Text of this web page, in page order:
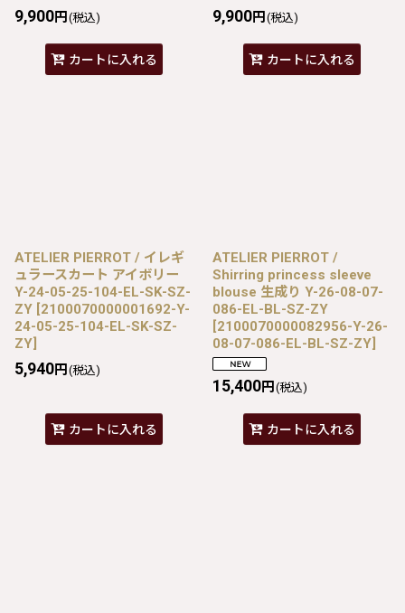
9,900円 (税込)
カートに入れる
9,900円 (税込)
カートに入れる
ATELIER PIERROT / イレギ
ュラースカート アイボリー
Y-24-05-25-104-EL-SK-SZ-
ZY [2100070000001692-Y-
24-05-25-104-EL-SK-SZ-
ZY]
5,940円 (税込)
カートに入れる
ATELIER PIERROT /
Shirring princess sleeve
blouse 生成り Y-26-08-07-
086-EL-BL-SZ-ZY
[2100070000082956-Y-26-
08-07-086-EL-BL-SZ-ZY]
15,400円 (税込)
カートに入れる